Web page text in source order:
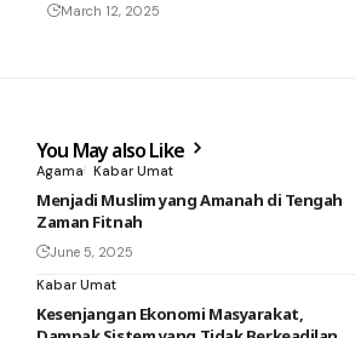
March 12, 2025
You May also Like
Agama Kabar Umat
Menjadi Muslim yang Amanah di Tengah
Zaman Fitnah
June 5, 2025
Kabar Umat
Kesenjangan Ekonomi Masyarakat,